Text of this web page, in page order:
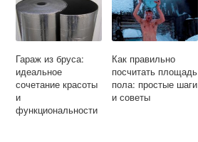
Гараж из бруса:
идеальное
сочетание красоты
и
функциональности
Как правильно
посчитать площадь
пола: простые шаги
и советы